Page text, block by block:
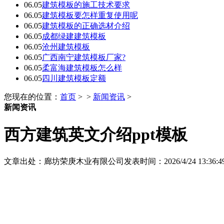
06.05建筑模板的施工技术要求
06.05建筑模板要怎样重复使用呢
06.05建筑模板的正确选材介绍
06.05成都绿建建筑模板
06.05沧州建筑模板
06.05广西南宁建筑模板厂家?
06.05柔富海建筑模板怎么样
06.05四川建筑模板定额
您现在的位置： 首页 > > 新闻资讯 >
新闻资讯
西方建筑英文介绍ppt模板
文章出处：廊坊荣庚木业有限公司 发表时间：2026/4/24